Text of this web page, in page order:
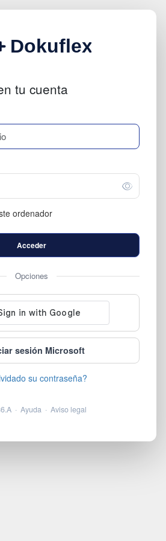
tu cuenta
ordenador
Acceder
Opciones
sesión Microsoft
su contraseña?
· Ayuda· Aviso legal